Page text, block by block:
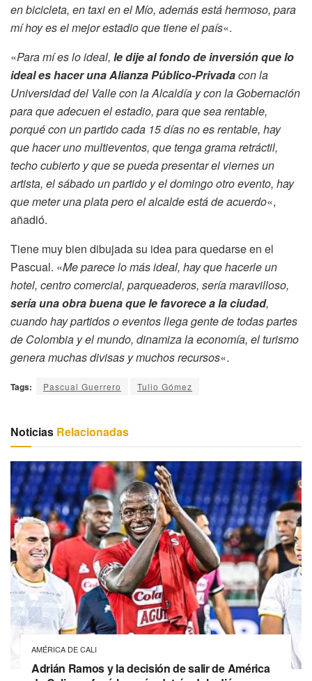
en bicicleta, en taxi en el Mío, además está hermoso, para
mí hoy es el mejor estadio que tiene el país«.
«Para mí es lo ideal, le dije al fondo de inversión que lo
ideales hacer una Alianza Público-Privadacon la
Universidad del Valle con la Alcaldía y con la Gobernación
para que adecuen el estadio, para que sea rentable,
porqué con un partido cada 15 días no es rentable, hay
que hacer uno multieventos, que tenga grama retráctil,
techo cubierto y que se pueda presentar el viernes un
artista, el sábado un partido y el domingo otro evento, hay
que meter una plata pero el alcalde está de acuerdo«,
añadió.
Tiene muy bien dibujada su idea para quedarse en el
Pascual. «Me parece lo más ideal, hay que hacerle un
hotel, centro comercial, parqueaderos, sería maravilloso,
sería una obra buena que le favorece a la ciudad,
cuando hay partidos o eventos llega gente de todas partes
de Colombia y el mundo, dinamiza la economía, el turismo
genera muchas divisas y muchos recursos«.
Tags: Pascual Guerrero Tulio Gómez
Noticias Relacionadas
AMÉRICA DE CALI
Adrián Ramos y la decisión de salir de América